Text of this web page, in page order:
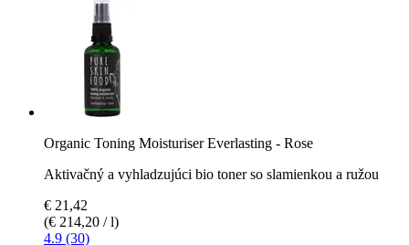
Organic Toning Moisturiser Everlasting - Rose
Aktivačný a vyhladzujúci bio toner so slamienkou a ružou
€ 21,42
(€ 214,20 / l)
4.9 (30)